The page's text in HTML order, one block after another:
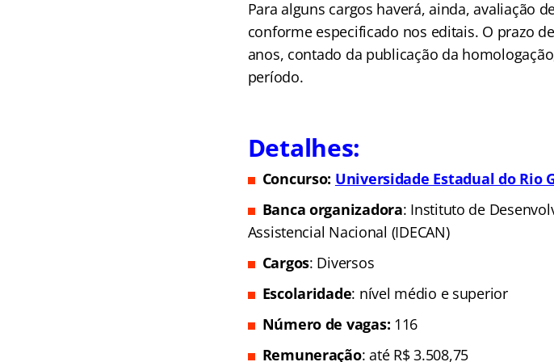
Para alguns cargos haverá, ainda, avaliação
conforme especificado nos editais. O prazo
anos, contado da publicação da
período.
Detalhes:
Concurso: Universidade Estadual do Rio
Banca organizadora: Instituto de
Assistencial Nacional (IDECAN)
Cargos: Diversos
Escolaridade: nível médio e superior
Número de vagas: 116
Remuneração: até R$ 3.508,75